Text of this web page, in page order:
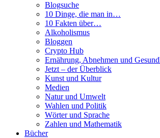
Blogsuche
10 Dinge, die man in…
10 Fakten über…
Alkoholismus
Bloggen
Crypto Hub
Ernährung, Abnehmen und
Jetzt – der Überblick
Kunst und Kultur
Medien
Natur und Umwelt
Wahlen und Politik
Wörter und Sprache
Zahlen und Mathematik
Bücher